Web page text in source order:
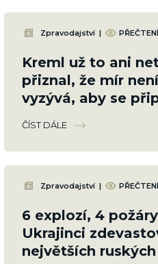
Zpravodajství |
Kreml už to ani
přiznal, že mír
vyzývá, aby se
válku
ČÍST DÁLE
Zpravodajství |
6 explozí, 4
Ukrajinci
největších